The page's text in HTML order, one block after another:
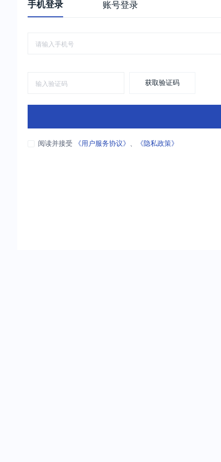
手机登录 账号登录
获取验证码
阅读并接受 《用户服务协议》 、 《隐私政策》